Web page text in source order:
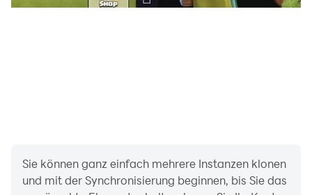
Sie können ganz einfach mehrere Instanzen klonen
und mit der Synchronisierung beginnen, bis Sie das